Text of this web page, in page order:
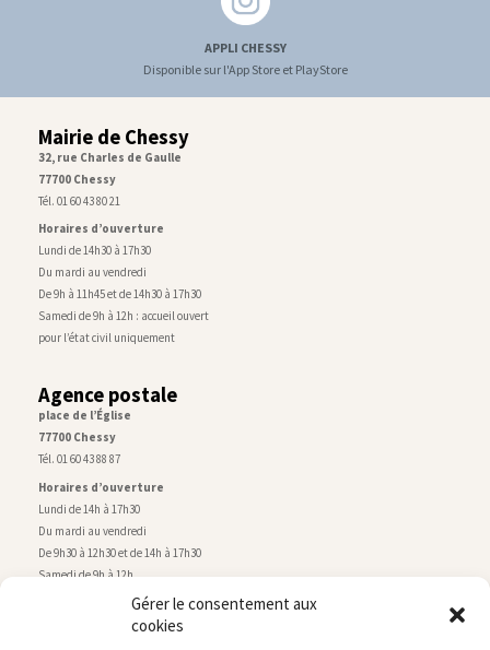
Gérer le consentement aux
cookies
APPLI CHESSY
Disponible sur l'App Store et PlayStore
Mairie de Chessy
32, rue Charles de Gaulle
77700 Chessy
Tél. 01 60 43 80 21
Horaires d’ouverture
Lundi de 14h30 à 17h30
Du mardi au vendredi
De 9h à 11h45 et de 14h30 à 17h30
Samedi de 9h à 12h : accueil ouvert
pour l’état civil uniquement
Agence postale
place de l’Église
77700 Chessy
Tél. 01 60 43 88 87
Horaires d’ouverture
Lundi de 14h à 17h30
Du mardi au vendredi
De 9h30 à 12h30 et de 14h à 17h30
Samedi de 9h à 12h
Service technique